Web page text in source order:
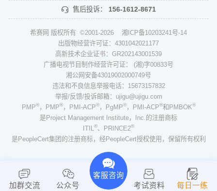
售后投诉： 156-1612-8671
希赛网 版权所有 ©2001-2026 湘ICP备10203241号-14
出版物经营许可证：4301042021177
高新技术企业证书：GR202143001539
广播电视节目制作经营许可证： (湘)字00833号
湘公网安备43019002000749号
违法和不良信息举报电话：15673157832
举报/反馈/投诉邮箱：ujigu@ujigu.com
PMP®，PMP®，PMI-ACP®，PgMP®，PMI-ACP®和PMBOK®
是Project Management Institute，Inc.的注册商标
ITIL ®、PRINCE2®
是PeopleCert集团的注册商标，经PeopleCert授权使用，保留所有权利
加群交流 公众号
客服咨询
考试资料
每日一练